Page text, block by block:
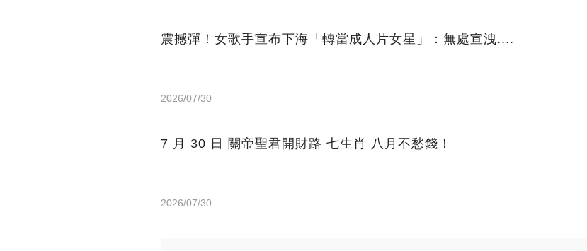
震撼彈！女歌手宣布下海「轉當成人片女星」：無處宣洩....
2026/07/30
7 月 30 日 關帝聖君開財路 七生肖 八月不愁錢！
2026/07/30